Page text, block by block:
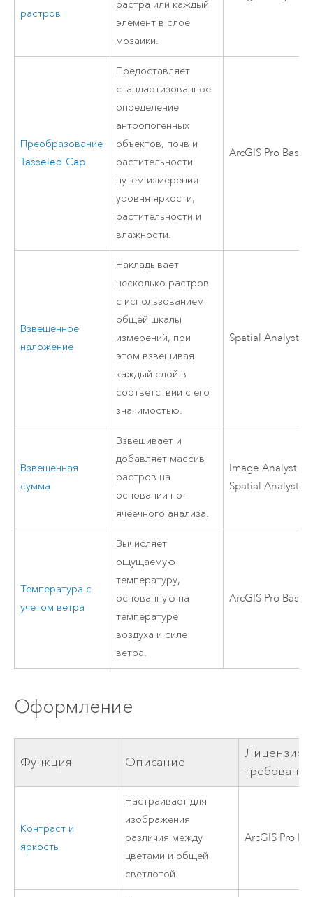
растров
растра или каждый
элемент в слое
мозаики.
Преобразование
Tasseled Cap
Предоставляет
стандартизованное
определение
антропогенных
объектов, почв и
растительности
путем измерения
уровня яркости,
растительности и
влажности.
ArcGIS Pro Basic
Взвешенное
наложение
Накладывает
несколько растров
с использованием
общей шкалы
измерений, при
этом взвешивая
каждый слой в
соответствии с его
значимостью.
Spatial Analyst
Взвешенная
сумма
Взвешивает и
добавляет массив
растров на
основании по-
ячеечного анализа.
Image Analyst
Spatial Analyst
Температура с
учетом ветра
Вычисляет
ощущаемую
температуру,
основанную на
температуре
воздуха и силе
ветра.
ArcGIS Pro Basic
Оформление
Функция Описание
требования
Контраст и
яркость
Настраивает для
изображения
различия между
цветами и общей
светлотой.
ArcGIS Pro